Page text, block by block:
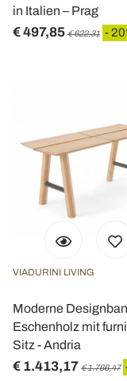
in Italien – Prag
€ 497,85 € 622,31 -
VIADURINI LIVING
Moderne
Eschenholz mit
Sitz - Andria
€ 1.413,17 € 1.766,47